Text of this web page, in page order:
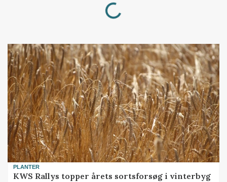
Loading...
PLANTER
KWS Rallys topper årets sortsforsøg i vinterbyg